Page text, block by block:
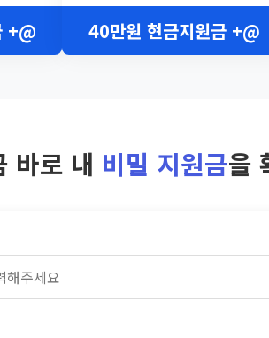
+@ 40만원 현금지원금 +@
바로 내 비밀 지원금을